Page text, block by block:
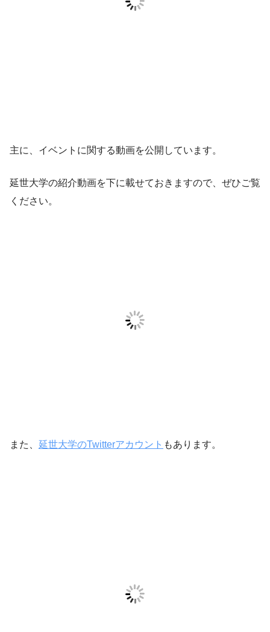
主に、イベントに関する動画を公開しています。
延世大学の紹介動画を下に載せておきますので、ぜひご覧
ください。
また、 延世大学のTwitterアカウント もあります。